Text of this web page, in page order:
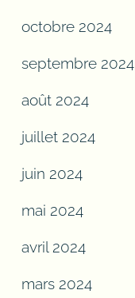
octobre 2024
septembre 2024
août 2024
juillet 2024
juin 2024
mai 2024
avril 2024
mars 2024